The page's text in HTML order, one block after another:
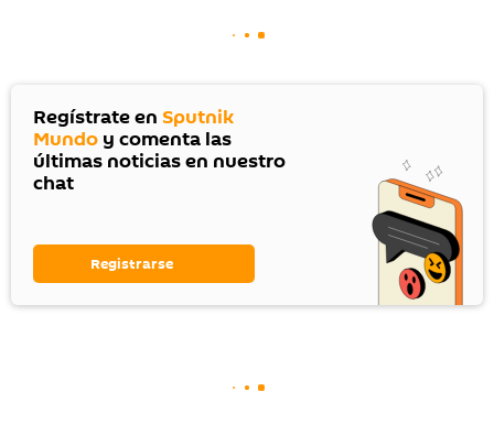
Regístrate en Sputnik
Mundo y comenta las
últimas noticias en nuestro
chat
Registrarse